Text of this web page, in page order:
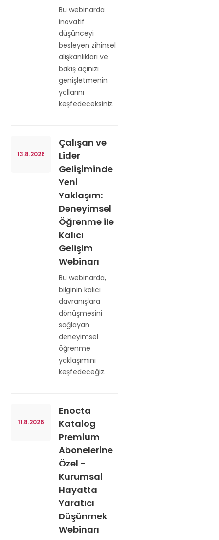
Bu webinarda
inovatif
düşünceyi
besleyen zihinsel
alışkanlıkları ve
bakış açınızı
genişletmenin
yollarını
keşfedeceksiniz.
13.8.2026
Çalışan ve
Lider
Gelişiminde
Yeni
Yaklaşım:
Deneyimsel
Öğrenme ile
Kalıcı
Gelişim
Webinarı
Bu webinarda,
bilginin kalıcı
davranışlara
dönüşmesini
sağlayan
deneyimsel
öğrenme
yaklaşımını
keşfedeceğiz.
11.8.2026
Enocta
Katalog
Premium
Abonelerine
Özel -
Kurumsal
Hayatta
Yaratıcı
Düşünmek
Webinarı